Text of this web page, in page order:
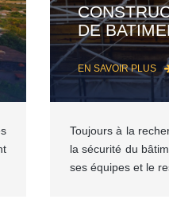
DE
EN SAVOIR PLUS
Toujours à la
la sécurité du
ses équipes et le